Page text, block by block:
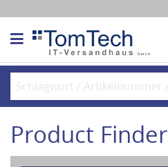
Product Finder